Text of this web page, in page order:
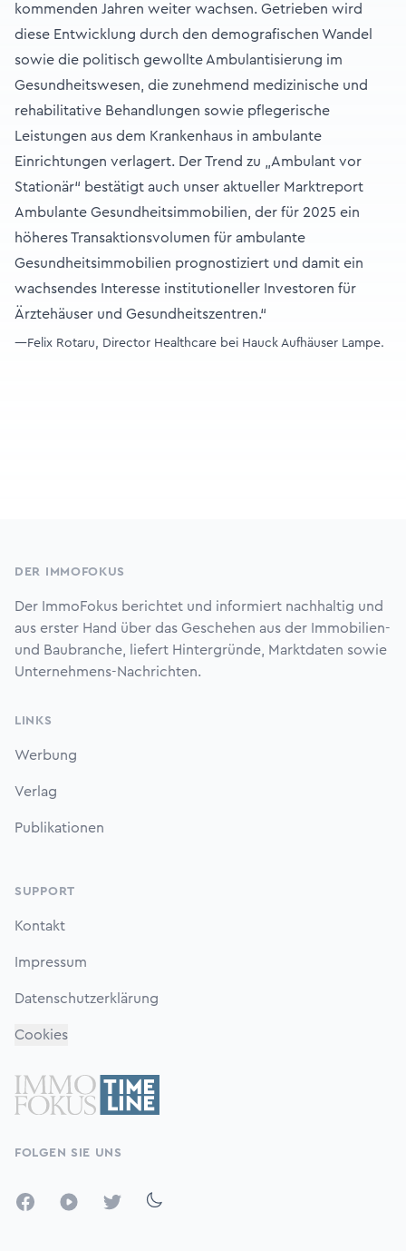
kommenden Jahren weiter wachsen. Getrieben wird
diese Entwicklung durch den demografischen Wandel
sowie die politisch gewollte Ambulantisierung im
Gesundheitswesen, die zunehmend medizinische und
rehabilitative Behandlungen sowie pflegerische
Leistungen aus dem Krankenhaus in ambulante
Einrichtungen verlagert. Der Trend zu „Ambulant vor
Stationär“ bestätigt auch unser aktueller Marktreport
Ambulante Gesundheitsimmobilien, der für 2025 ein
höheres Transaktionsvolumen für ambulante
Gesundheitsimmobilien prognostiziert und damit ein
wachsendes Interesse institutioneller Investoren für
Ärztehäuser und Gesundheitszentren.“
—Felix Rotaru, Director Healthcare bei Hauck Aufhäuser Lampe.
DER IMMOFOKUS
Der ImmoFokus berichtet und informiert nachhaltig und
aus erster Hand über das Geschehen aus der Immobilien-
und Baubranche, liefert Hintergründe, Marktdaten sowie
Unternehmens-Nachrichten.
LINKS
Werbung
Verlag
Publikationen
SUPPORT
Kontakt
Impressum
Datenschutzerklärung
Cookies
FOLGEN SIE UNS
FacebookYouTubeTwitter